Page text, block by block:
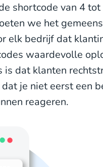
shortcode van 4 tot
we het
elk bedrijf dat
waardevolle
is dat klanten
je niet eerst een
reageren.